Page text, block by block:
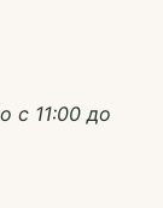
с 11:00 до